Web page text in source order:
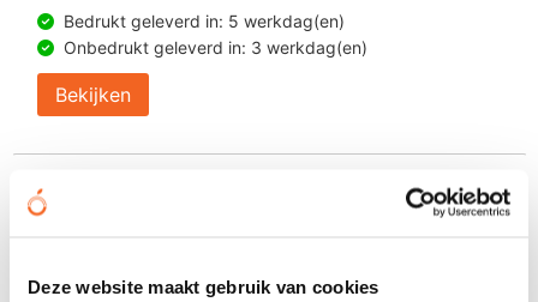
Deze website maakt gebruik van cookies
Bedrukt geleverd in: 5 werkdag(en)
Onbedrukt geleverd in: 3 werkdag(en)
Bekijken